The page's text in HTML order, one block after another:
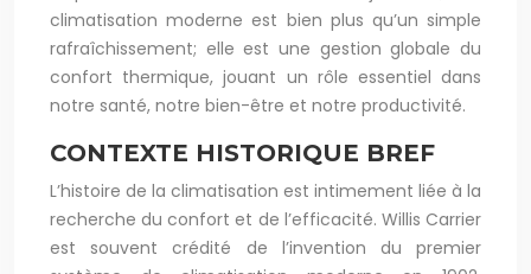
climatisation moderne est bien plus qu’un simple
rafraîchissement; elle est une gestion globale du
confort thermique, jouant un rôle essentiel dans
notre santé, notre bien-être et notre productivité.
CONTEXTE HISTORIQUE BREF
L’histoire de la climatisation est intimement liée à la
recherche du confort et de l’efficacité. Willis Carrier
est souvent crédité de l’invention du premier